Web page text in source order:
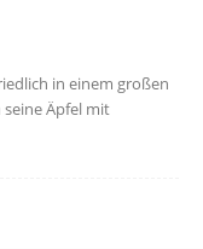
in einem großen
Äpfel mit